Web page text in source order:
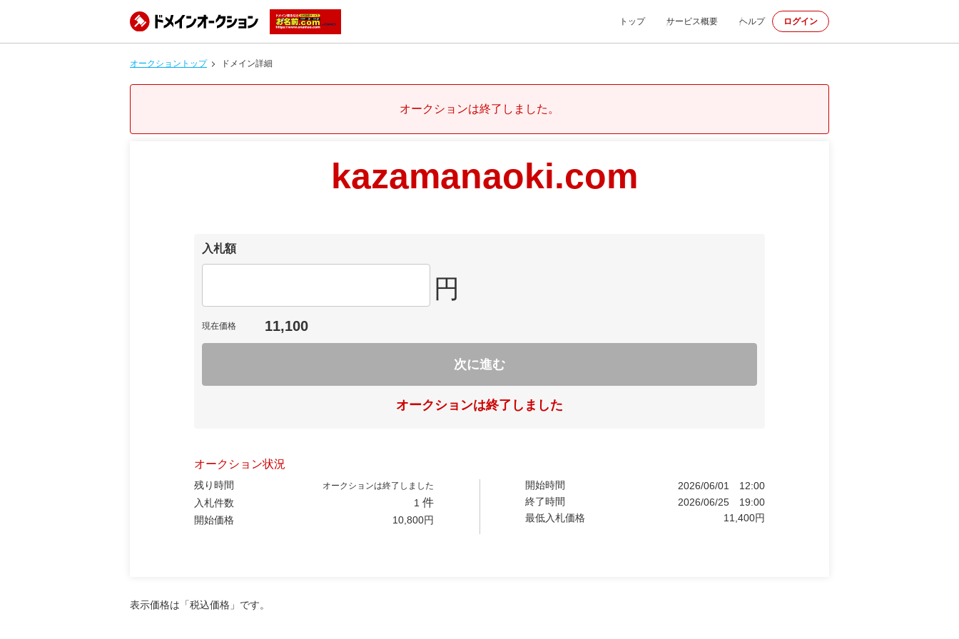
トップ サービス概要 ヘルプ ログイン
オークショントップ ドメイン詳細
オークションは終了しました。
kazamanaoki.com
入札額
円
現在価格 11,100
次に進む
オークションは終了しました
オークション状況
残り時間 オークションは終了しました
入札件数 1 件
開始価格 10,800円
開始時間 2026/06/01
12:00
終了時間
2026/06/25
19:00
最低入札価格
11,400円
表示価格は「税込価格」です。